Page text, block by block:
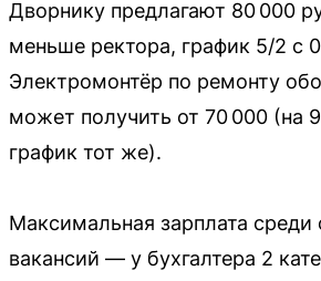
Дворнику предлагают 80 000
меньше ректора, график 5/2 с
Электромонтёр по ремонту
может получить от 70 000 (на
график тот же).
Максимальная зарплата
вакансий — у бухгалтера 2